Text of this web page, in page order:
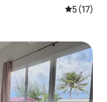
5 de uma
5 (17)